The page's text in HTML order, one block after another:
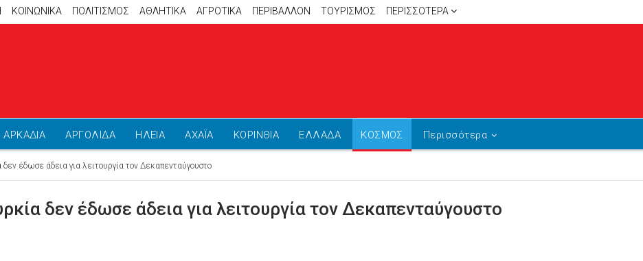
ΚΟΙΝΩΝΙΚΑ ΠΟΛΙΤΙΣΜΟΣ ΑΘΛΗΤΙΚΆ ΑΓΡΟΤΙΚΑ ΠΕΡΙΒΑΛΛΟΝ ΤΟΥΡΙΣΜΟΣ ΠΕΡΙΣΣΌΤΕΡΑ
ΑΡΚΑΔΙΑ ΑΡΓΟΛΙΔΑ ΗΛΕΙΑ ΑΧΑΪΑ ΚΟΡΙΝΘΙΑ ΕΛΛΑΔΑ ΚΟΣΜΟΣ Περισσότερα
έδωσε άδεια για λειτουργία τον Δεκαπενταύγουστο
δεν έδωσε άδεια για λειτουργία τον Δεκαπενταύγουστο